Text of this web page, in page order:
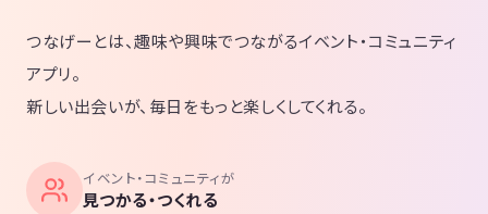
つなげーとは、趣味や興味でつながるイベント・コミュニティ
アプリ。
新しい出会いが、毎日をもっと楽しくしてくれる。
イベント・コミュニティが
見つかる・つくれる